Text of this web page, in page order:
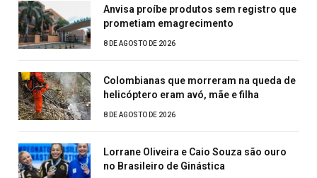
Anvisa proíbe produtos sem registro que
prometiam emagrecimento
8 DE AGOSTO DE 2026
Colombianas que morreram na queda de
helicóptero eram avó, mãe e filha
8 DE AGOSTO DE 2026
Lorrane Oliveira e Caio Souza são ouro
no Brasileiro de Ginástica